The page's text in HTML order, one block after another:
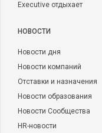
Executive отдыхает
НОВОСТИ
Новости дня
Новости компаний
Отставки и назначения
Новости образования
Новости Сообщества
HR-новости